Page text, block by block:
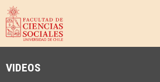
VIDEOS